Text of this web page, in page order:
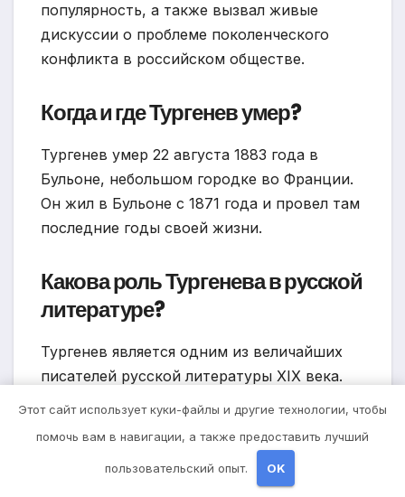
популярность, а также вызвал живые
дискуссии о проблеме поколенческого
конфликта в российском обществе.
Когда и где Тургенев умер?
Тургенев умер 22 августа 1883 года в
Бульоне, небольшом городке во Франции.
Он жил в Бульоне с 1871 года и провел там
последние годы своей жизни.
Какова роль Тургенева в русской
литературе?
Тургенев является одним из величайших
писателей русской литературы XIX века.
тенденции и идеи в русскую литературу.
Творчество Тургенева знаменательно тем,
Этот сайт использует куки-файлы и другие технологии, чтобы
помочь вам в навигации, а также предоставить лучший
пользовательский опыт. OK